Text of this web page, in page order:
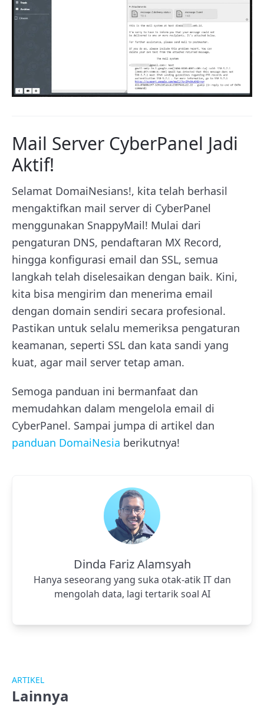
Mail Server CyberPanel Jadi
Aktif!
Selamat DomaiNesians!, kita telah berhasil
mengaktifkan mail server di CyberPanel
menggunakan SnappyMail! Mulai dari
pengaturan DNS, pendaftaran MX Record,
hingga konfigurasi email dan SSL, semua
langkah telah diselesaikan dengan baik. Kini,
kita bisa mengirim dan menerima email
dengan domain sendiri secara profesional.
Pastikan untuk selalu memeriksa pengaturan
keamanan, seperti SSL dan kata sandi yang
kuat, agar mail server tetap aman.
Semoga panduan ini bermanfaat dan
memudahkan dalam mengelola email di
CyberPanel. Sampai jumpa di artikel dan
panduan DomaiNesia berikutnya!
Dinda Fariz Alamsyah
Hanya seseorang yang suka otak-atik IT dan
mengolah data, lagi tertarik soal AI
ARTIKEL
Lainnya